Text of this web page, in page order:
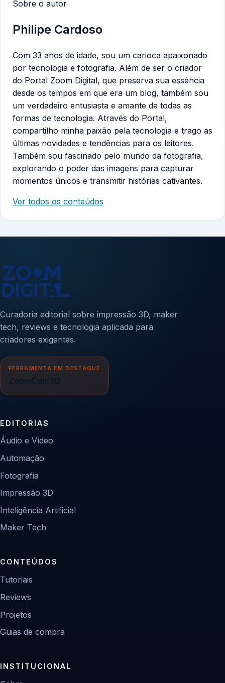
Sobre o autor
Philipe Cardoso
Com 33 anos de idade, sou um carioca apaixonado
por tecnologia e fotografia. Além de ser o criador
do Portal Zoom Digital, que preserva sua essência
desde os tempos em que era um blog, também sou
um verdadeiro entusiasta e amante de todas as
formas de tecnologia. Através do Portal,
compartilho minha paixão pela tecnologia e trago as
últimas novidades e tendências para os leitores.
Também sou fascinado pelo mundo da fotografia,
explorando o poder das imagens para capturar
momentos únicos e transmitir histórias cativantes.
Ver todos os conteúdos
Curadoria editorial sobre impressão 3D, maker
tech, reviews e tecnologia aplicada para
criadores exigentes.
FERRAMENTA EM DESTAQUE
ZoomCalc3D
EDITORIAS
Áudio e Vídeo
Automação
Fotografia
Impressão 3D
Inteligência Artificial
Maker Tech
CONTEÚDOS
Tutoriais
Reviews
Projetos
Guias de compra
INSTITUCIONAL